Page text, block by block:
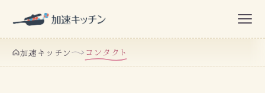
加速キッチン コンタクト